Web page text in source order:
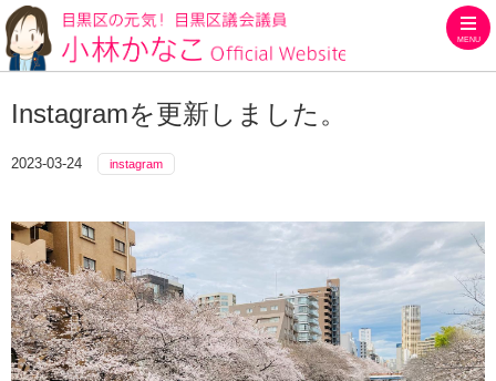
MENU
Instagramを更新しました。
2023-03-24 instagram